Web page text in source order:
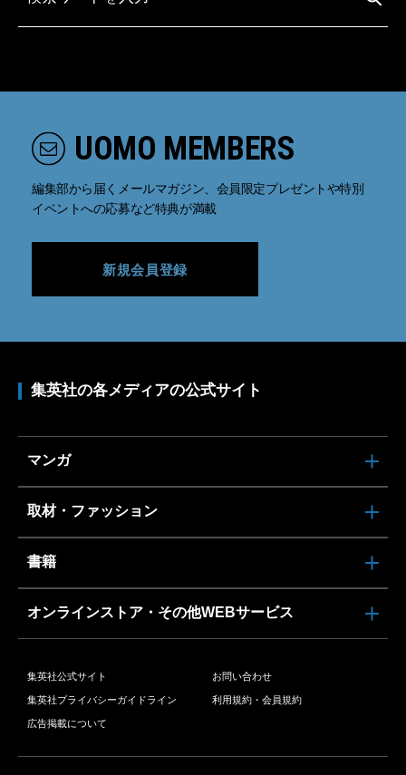
UOMO MEMBERS
編集部から届くメールマガジン、会員限定プレゼントや特別
イベントへの応募など特典が満載
新規会員登録
集英社の各メディアの公式サイト
マンガ
取材・ファッション
書籍
オンラインストア・その他WEBサービス
集英社公式サイト お問い合わせ
集英社プライバシーガイドライン 利用規約・会員規約
広告掲載について